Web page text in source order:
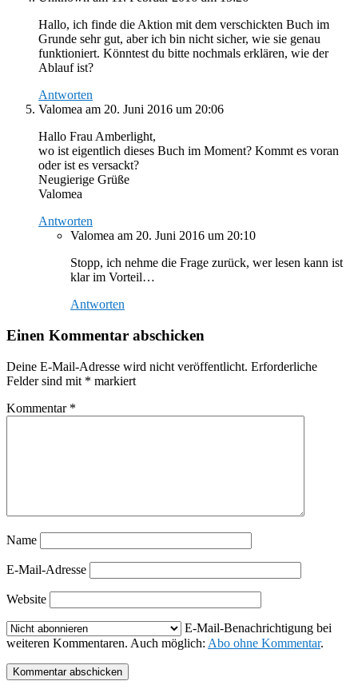
Hallo, ich finde die Aktion mit dem verschickten Buch im
Grunde sehr gut, aber ich bin nicht sicher, wie sie genau
funktioniert. Könntest du bitte nochmals erklären, wie der
Ablauf ist?
Antworten
Valomea am 20. Juni 2016 um 20:06
Hallo Frau Amberlight,
wo ist eigentlich dieses Buch im Moment? Kommt es voran
oder ist es versackt?
Neugierige Grüße
Valomea
Antworten
Valomea am 20. Juni 2016 um 20:10
Stopp, ich nehme die Frage zurück, wer lesen kann ist
klar im Vorteil…
Antworten
Einen Kommentar abschicken
Deine E-Mail-Adresse wird nicht veröffentlicht. Erforderliche
Felder sind mit * markiert
Kommentar *
Name
E-Mail-Adresse
Website
E-Mail-Benachrichtigung bei
weiteren Kommentaren. Auch möglich: Abo ohne Kommentar.
Kommentar abschicken